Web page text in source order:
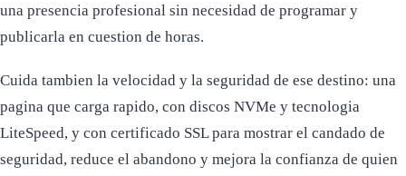
una presencia profesional sin necesidad de programar y
publicarla en cuestion de horas.
Cuida tambien la velocidad y la seguridad de ese destino: una
pagina que carga rapido, con discos NVMe y tecnologia
LiteSpeed, y con certificado SSL para mostrar el candado de
seguridad, reduce el abandono y mejora la confianza de quien